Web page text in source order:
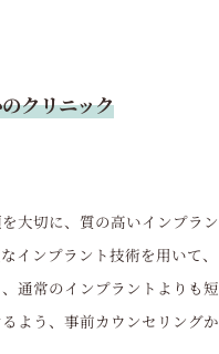
クリニック
大切に、質の高いインプラン
インプラント技術を用いて、
通常のインプラントよりも短
よう、事前カウンセリングか